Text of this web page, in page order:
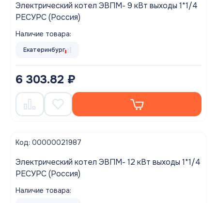
Электрический котел ЭВПМ- 9 кВт выходы 1*1/4
РЕСУРС (Россия)
Наличие товара:
Екатеринбург
6 303.82 ₽
Код: 00000021987
Электрический котел ЭВПМ- 12 кВт выходы 1*1/4
РЕСУРС (Россия)
Наличие товара: